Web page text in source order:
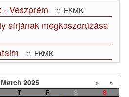
- Veszprém
:: EKMK
sírjának megkoszorúzása
:: EKMK
March 2025 > »
T F S
S